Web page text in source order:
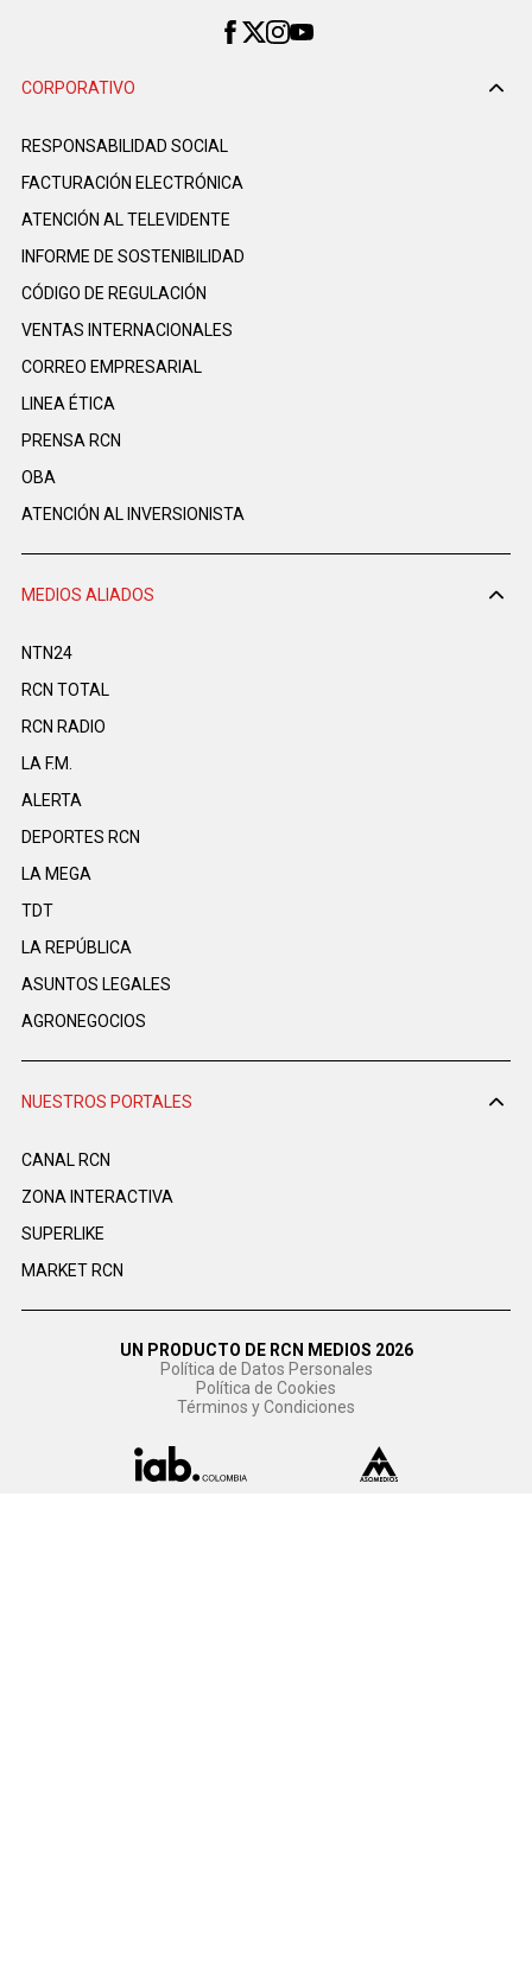
CORPORATIVO
RESPONSABILIDAD SOCIAL
FACTURACIÓN ELECTRÓNICA
ATENCIÓN AL TELEVIDENTE
INFORME DE SOSTENIBILIDAD
CÓDIGO DE REGULACIÓN
VENTAS INTERNACIONALES
CORREO EMPRESARIAL
LINEA ÉTICA
PRENSA RCN
OBA
ATENCIÓN AL INVERSIONISTA
MEDIOS ALIADOS
NTN24
RCN TOTAL
RCN RADIO
LA F.M.
ALERTA
DEPORTES RCN
LA MEGA
TDT
LA REPÚBLICA
ASUNTOS LEGALES
AGRONEGOCIOS
NUESTROS PORTALES
CANAL RCN
ZONA INTERACTIVA
SUPERLIKE
MARKET RCN
UN PRODUCTO DE RCN MEDIOS 2026
Política de Datos Personales
Política de Cookies
Términos y Condiciones